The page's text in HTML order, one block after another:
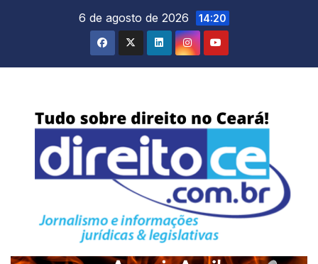
6 de agosto de 2026 14:20